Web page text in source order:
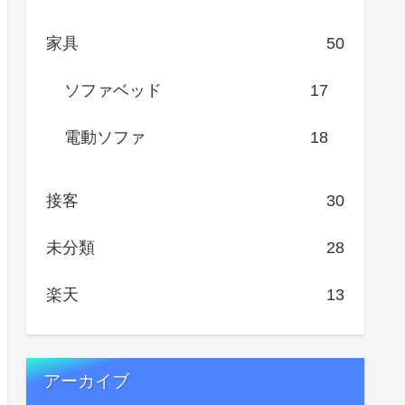
家具 50
ソファベッド 17
電動ソファ 18
接客 30
未分類 28
楽天 13
アーカイブ